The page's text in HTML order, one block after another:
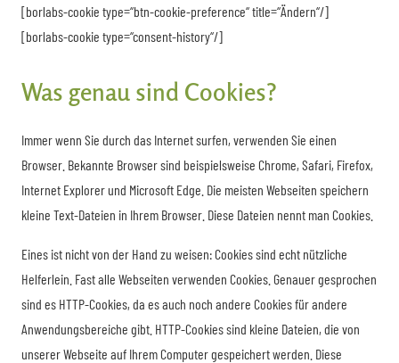
[borlabs-cookie type=“btn-cookie-preference“ title=“Ändern“/]
[borlabs-cookie type=“consent-history“/]
Was genau sind Cookies?
Immer wenn Sie durch das Internet surfen, verwenden Sie einen
Browser. Bekannte Browser sind beispielsweise Chrome, Safari, Firefox,
Internet Explorer und Microsoft Edge. Die meisten Webseiten speichern
kleine Text-Dateien in Ihrem Browser. Diese Dateien nennt man Cookies.
Eines ist nicht von der Hand zu weisen: Cookies sind echt nützliche
Helferlein. Fast alle Webseiten verwenden Cookies. Genauer gesprochen
sind es HTTP-Cookies, da es auch noch andere Cookies für andere
Anwendungsbereiche gibt. HTTP-Cookies sind kleine Dateien, die von
unserer Webseite auf Ihrem Computer gespeichert werden. Diese